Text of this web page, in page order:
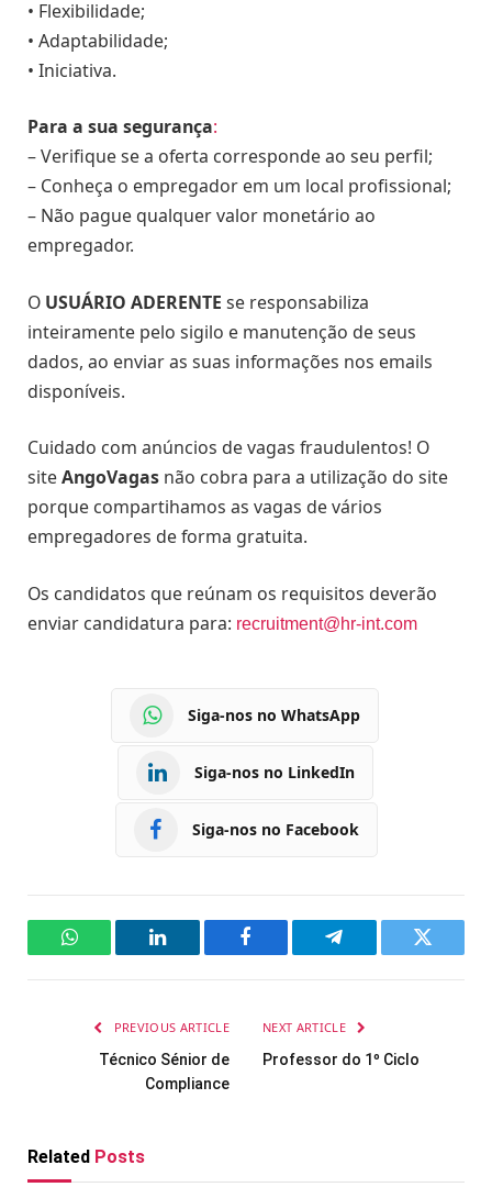
• Flexibilidade;
• Adaptabilidade;
• Iniciativa.
Para a sua segurança:
– Verifique se a oferta corresponde ao seu perfil;
– Conheça o empregador em um local profissional;
– Não pague qualquer valor monetário ao
empregador.
O USUÁRIO ADERENTE se responsabiliza
inteiramente pelo sigilo e manutenção de seus
dados, ao enviar as suas informações nos emails
disponíveis.
Cuidado com anúncios de vagas fraudulentos! O
siteAngoVagas não cobra para a utilização do site
porque compartihamos as vagas de vários
empregadores de forma gratuita.
Os candidatos que reúnam os requisitos deverão
enviar candidatura para: recruitment@hr-int.com
Siga-nos no WhatsApp
Siga-nos no LinkedIn
Siga-nos no Facebook
WhatsAppLinkedIn Facebook Telegram Twitter
PREVIOUS ARTICLE
Técnico Sénior de
Compliance
NEXT ARTICLE
Professor do 1º Ciclo
Related Posts